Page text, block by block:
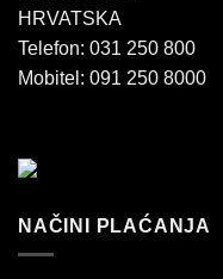
HRVATSKA
Telefon: 031 250 800
Mobitel: 091 250 8000
NAČINI PLAĆANJA